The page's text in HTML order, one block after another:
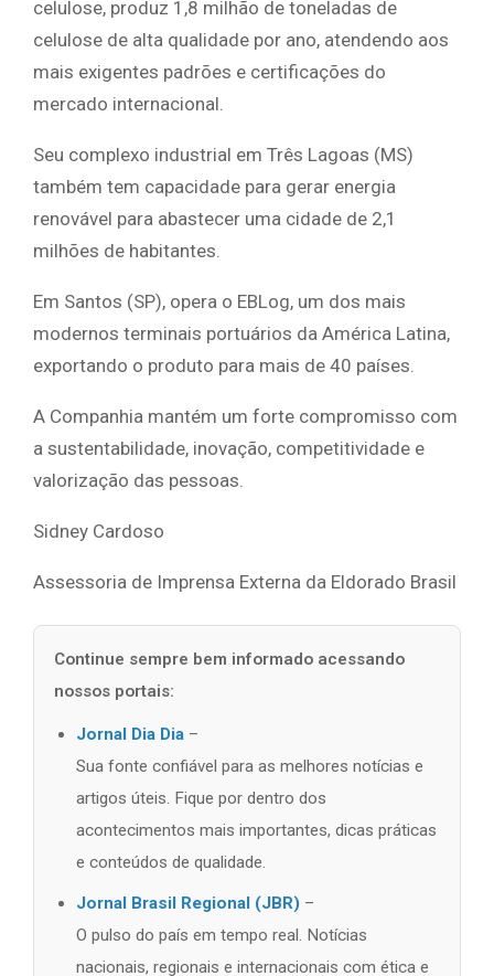
celulose, produz 1,8 milhão de toneladas de
celulose de alta qualidade por ano, atendendo aos
mais exigentes padrões e certificações do
mercado internacional.
Seu complexo industrial em Três Lagoas (MS)
também tem capacidade para gerar energia
renovável para abastecer uma cidade de 2,1
milhões de habitantes.
Em Santos (SP), opera o EBLog, um dos mais
modernos terminais portuários da América Latina,
exportando o produto para mais de 40 países.
A Companhia mantém um forte compromisso com
a sustentabilidade, inovação, competitividade e
valorização das pessoas.
Sidney Cardoso
Assessoria de Imprensa Externa da Eldorado Brasil
Continue sempre bem informado acessando
nossos portais:
Jornal Dia Dia –
Sua fonte confiável para as melhores notícias e
artigos úteis. Fique por dentro dos
acontecimentos mais importantes, dicas práticas
e conteúdos de qualidade.
Jornal Brasil Regional (JBR) –
O pulso do país em tempo real. Notícias
nacionais, regionais e internacionais com ética e